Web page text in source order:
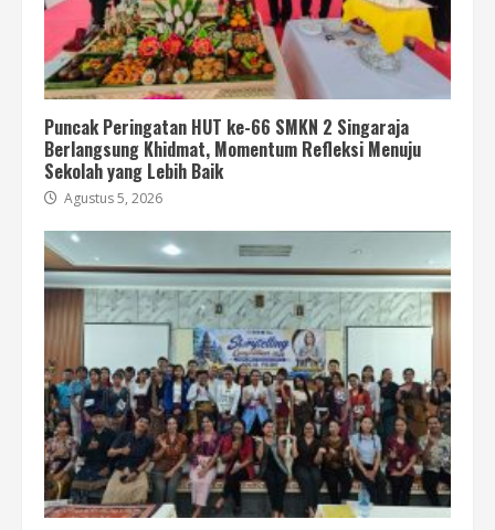
Puncak Peringatan HUT ke-66 SMKN 2 Singaraja
Berlangsung Khidmat, Momentum Refleksi Menuju
Sekolah yang Lebih Baik
Agustus 5, 2026